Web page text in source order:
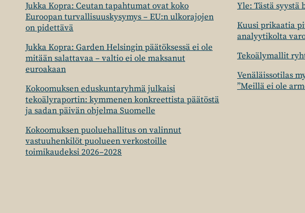
Jukka Kopra: Ceutan tapahtumat ovat koko
Euroopan turvallisuuskysymys – EU:n ulkorajojen
on pidettävä
Jukka Kopra: Garden Helsingin päätöksessä ei ole
mitään salattavaa – valtio ei ole maksanut
euroakaan
Kokoomuksen eduskuntaryhmä julkaisi
tekoälyraportin: kymmenen konkreettista päätöstä
ja sadan päivän ohjelma Suomelle
Kokoomuksen puoluehallitus on valinnut
vastuuhenkilöt puolueen verkostoille
toimikaudeksi 2026–2028
Yle: Tästä syystä
Kuusi prikaatia
analyytikolta
Tekoälymallit
Venäläissotilas
”Meillä ei ole